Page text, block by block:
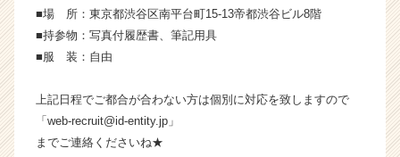
e
r
r
e
r）
■場 所：東京都渋谷区南平台町15-13帝都渋谷ビル8階
■持参物：写真付履歴書、筆記用具
■服 装：自由
上記日程でご都合が合わない方は個別に対応を致しますので
「web-recruit@id-entity.jp」
までご連絡くださいね★